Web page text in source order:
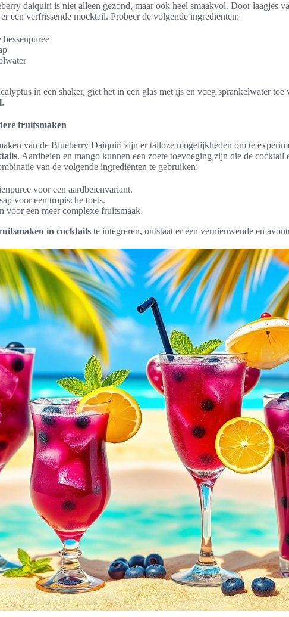
daiquiri is niet alleen gezond, maar ook heel smaakvol. Door laagjes
een verfrissende mocktail. Probeer de volgende ingrediënten:
in een shaker, giet het in een glas met ijs en voeg sprankelwater toe
.
fruitsmaken
van de Blueberry Daiquiri zijn er talloze mogelijkheden om te
. Aardbeien en mango kunnen een zoete toevoeging zijn die de cocktail
van de volgende ingrediënten te gebruiken:
voor een aardbeienvariant.
voor een tropische toets.
voor een meer complexe fruitsmaak.
in cocktails te integreren, ontstaat er een vernieuwende en